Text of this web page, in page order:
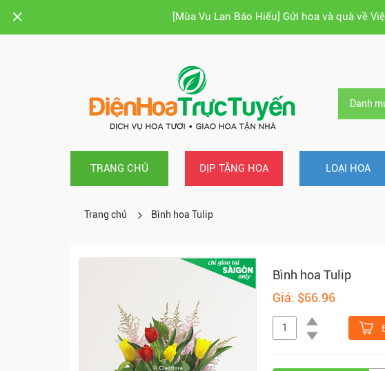
[Mùa Vu Lan Báo Hiếu] Gửi hoa và quà về
Danh
TRANG CHỦ DỊP TẶNG HOA LOẠI HOA
Trang chủ Bình hoa Tulip
Bình hoa Tulip
Giá: $66.96